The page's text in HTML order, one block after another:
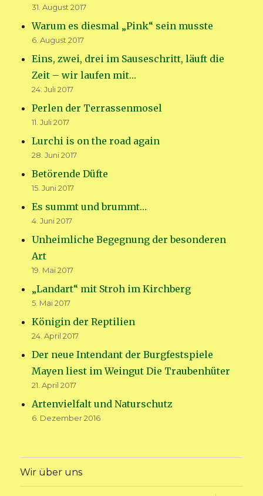
31. August 2017
Warum es diesmal „Pink“ sein musste
6. August 2017
Eins, zwei, drei im Sauseschritt, läuft die
Zeit – wir laufen mit…
24. Juli 2017
Perlen der Terrassenmosel
11. Juli 2017
Lurchi is on the road again
28. Juni 2017
Betörende Düfte
15. Juni 2017
Es summt und brummt…
4. Juni 2017
Unheimliche Begegnung der besonderen
Art
19. Mai 2017
„Landart“ mit Stroh im Kirchberg
5. Mai 2017
Königin der Reptilien
24. April 2017
Der neue Intendant der Burgfestspiele
Mayen liest im Weingut Die Traubenhüter
21. April 2017
Artenvielfalt und Naturschutz
6. Dezember 2016
Wir über uns